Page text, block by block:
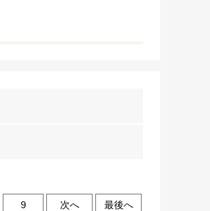
9 次へ 最後へ